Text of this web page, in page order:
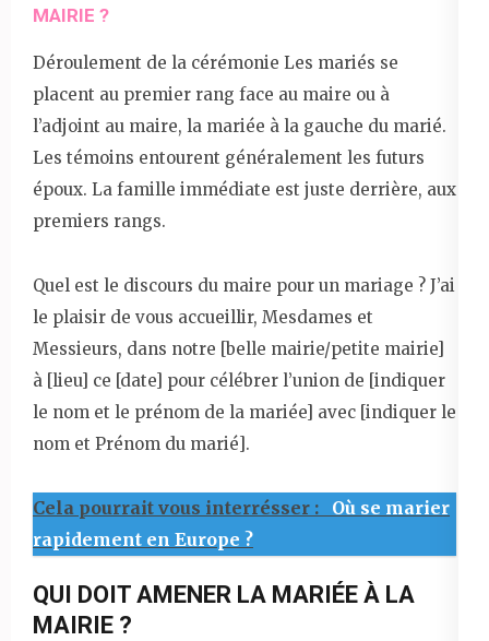
MAIRIE ?
Déroulement de la cérémonie Les mariés se
placent au premier rang face au maire ou à
l’adjoint au maire, la mariée à la gauche du marié.
Les témoins entourent généralement les futurs
époux. La famille immédiate est juste derrière, aux
premiers rangs.
Quel est le discours du maire pour un mariage ? J’ai
le plaisir de vous accueillir, Mesdames et
Messieurs, dans notre [belle mairie/petite mairie]
à [lieu] ce [date] pour célébrer l’union de [indiquer
le nom et le prénom de la mariée] avec [indiquer le
nom et Prénom du marié].
Cela pourrait vous interrésser :
Où se marier
rapidement en Europe ?
QUI DOIT AMENER LA MARIÉE À LA
MAIRIE ?